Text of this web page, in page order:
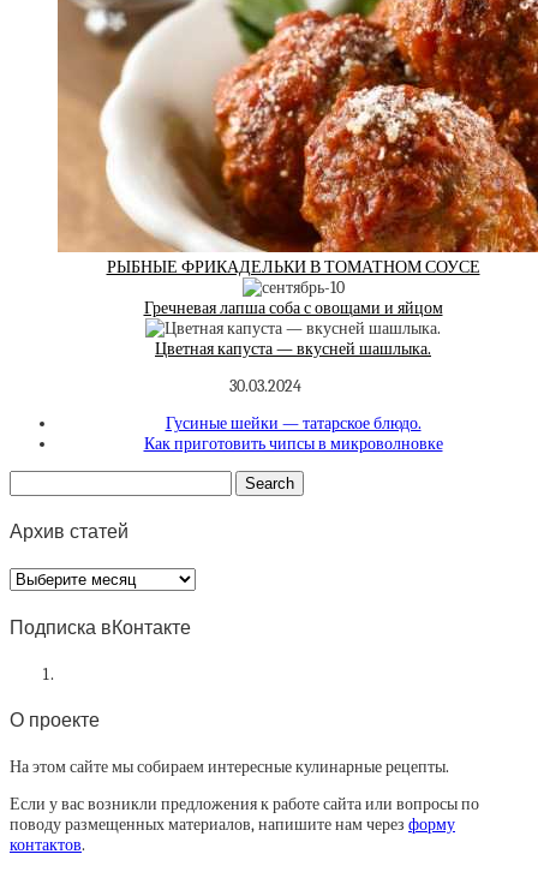
РЫБНЫЕ ФРИКАДЕЛЬКИ В ТОМАТНОМ СОУСЕ
Гречневая лапша соба с овощами и яйцом
Цветная капуста — вкусней шашлыка.
30.03.2024
Гусиные шейки — татарское блюдо.
Как приготовить чипсы в микроволновке
Архив статей
Архив
статей
Подписка вКонтакте
О проекте
На этом сайте мы собираем интересные кулинарные рецепты.
Если у вас возникли предложения к работе сайта или вопросы по
поводу размещенных материалов, напишите нам через форму
контактов.